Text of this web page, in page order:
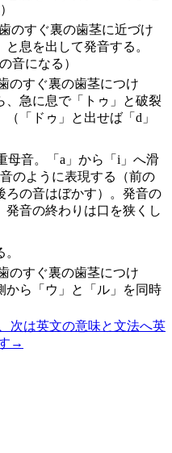
のすぐ裏の歯茎に近づけ
息を出して発音する。
音になる）
のすぐ裏の歯茎につけ
、急に息で「トゥ」と破裂
「ドゥ」と出せば「d」
母音。「a」から「i」へ滑
のように表現する（前の
ろの音はぼかす）。発音の
発音の終わりは口を狭くし
のすぐ裏の歯茎につけ
から「ウ」と「ル」を同時
次は英文の意味と文法へ英
→